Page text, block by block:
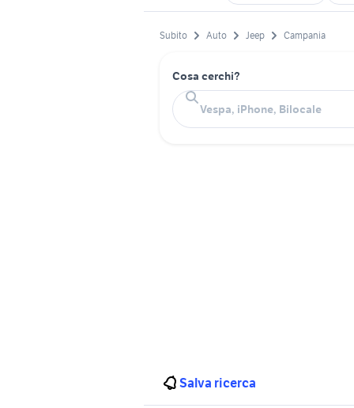
Subito Auto Jeep Campania
Cosa cerchi?
Salva ricerca